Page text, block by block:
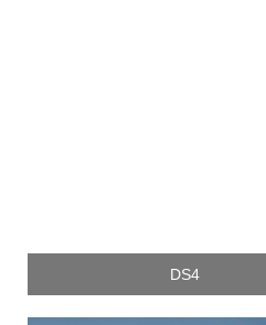
DS4